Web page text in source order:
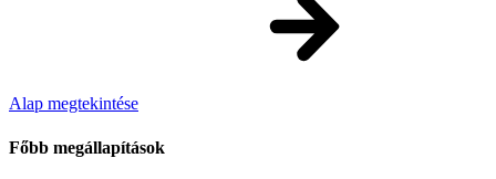
Alap megtekintése
Főbb megállapítások